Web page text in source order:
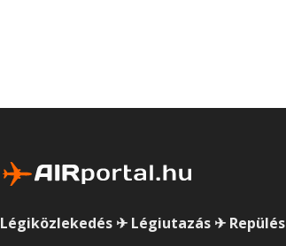
Légiközlekedés ✈ Légiutazás ✈ Repülés